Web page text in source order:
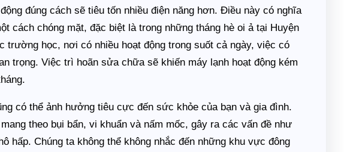
đúng cách sẽ tiêu tốn nhiều điện năng hơn. Điều này có nghĩa
cách chóng mặt, đặc biệt là trong những tháng hè oi ả tại Huyện
trường học, nơi có nhiều hoạt động trong suốt cả ngày, việc có
trọng. Việc trì hoãn sửa chữa sẽ khiến máy lạnh hoạt động kém
có thể ảnh hưởng tiêu cực đến sức khỏe của bạn và gia đình.
theo bụi bẩn, vi khuẩn và nấm mốc, gây ra các vấn đề như
hấp. Chúng ta không thể không nhắc đến những khu vực đông